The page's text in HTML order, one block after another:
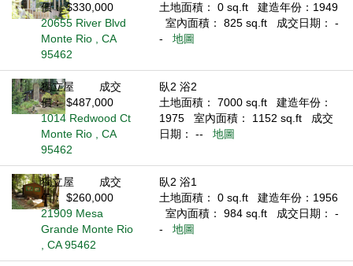
價： $330,000
20655 River Blvd
Monte Rio , CA
95462
土地面積： 0 sq.ft
建造年份：1949
室內面積： 825 sq.ft
成交日期： -
-
地圖
獨立屋
成交
價： $487,000
1014 Redwood Ct
Monte Rio , CA
95462
臥2 浴2
土地面積： 7000 sq.ft
建造年份：
1975
室內面積： 1152 sq.ft
成交
日期： --
地圖
獨立屋
成交
價： $260,000
21909 Mesa
Grande Monte Rio
, CA 95462
臥2 浴1
土地面積： 0 sq.ft
建造年份：1956
室內面積： 984 sq.ft
成交日期： -
-
地圖